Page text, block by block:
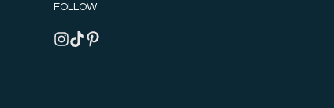
FOLLOW